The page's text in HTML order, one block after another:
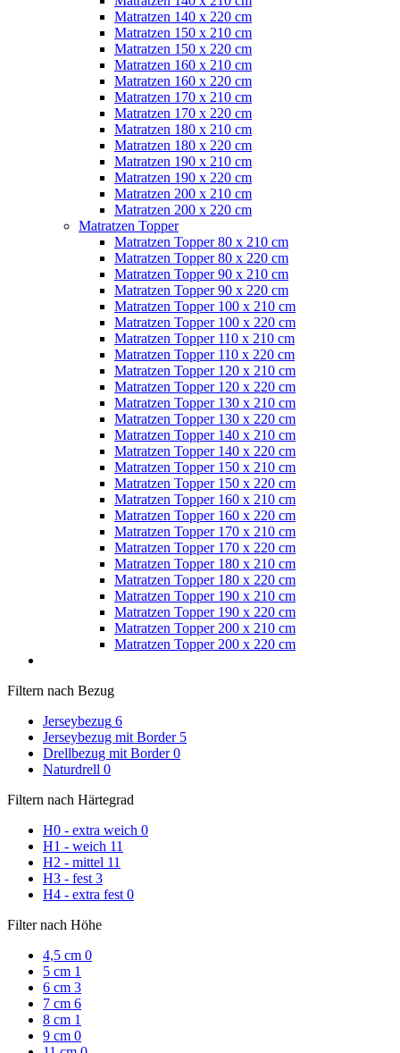
Matratzen 140 x 220 cm
Matratzen 150 x 210 cm
Matratzen 150 x 220 cm
Matratzen 160 x 210 cm
Matratzen 160 x 220 cm
Matratzen 170 x 210 cm
Matratzen 170 x 220 cm
Matratzen 180 x 210 cm
Matratzen 180 x 220 cm
Matratzen 190 x 210 cm
Matratzen 190 x 220 cm
Matratzen 200 x 210 cm
Matratzen 200 x 220 cm
Matratzen Topper
Matratzen Topper 80 x 210 cm
Matratzen Topper 80 x 220 cm
Matratzen Topper 90 x 210 cm
Matratzen Topper 90 x 220 cm
Matratzen Topper 100 x 210 cm
Matratzen Topper 100 x 220 cm
Matratzen Topper 110 x 210 cm
Matratzen Topper 110 x 220 cm
Matratzen Topper 120 x 210 cm
Matratzen Topper 120 x 220 cm
Matratzen Topper 130 x 210 cm
Matratzen Topper 130 x 220 cm
Matratzen Topper 140 x 210 cm
Matratzen Topper 140 x 220 cm
Matratzen Topper 150 x 210 cm
Matratzen Topper 150 x 220 cm
Matratzen Topper 160 x 210 cm
Matratzen Topper 160 x 220 cm
Matratzen Topper 170 x 210 cm
Matratzen Topper 170 x 220 cm
Matratzen Topper 180 x 210 cm
Matratzen Topper 180 x 220 cm
Matratzen Topper 190 x 210 cm
Matratzen Topper 190 x 220 cm
Matratzen Topper 200 x 210 cm
Matratzen Topper 200 x 220 cm
Filtern nach Bezug
Jerseybezug 6
Jerseybezug mit Border 5
Drellbezug mit Border 0
Naturdrell 0
Filtern nach Härtegrad
H0 - extra weich 0
H1 - weich 11
H2 - mittel 11
H3 - fest 3
H4 - extra fest 0
Filter nach Höhe
4,5 cm 0
5 cm 1
6 cm 3
7 cm 6
8 cm 1
9 cm 0